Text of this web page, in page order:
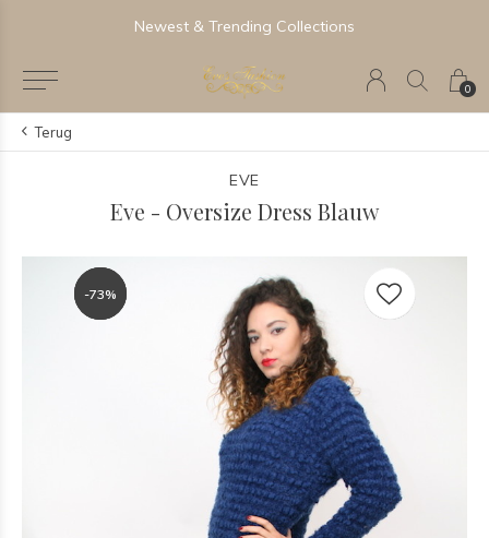
0
Newest & Trending Collections
Terug
EVE
Eve - Oversize Dress Blauw
-73%
-73%
-73%